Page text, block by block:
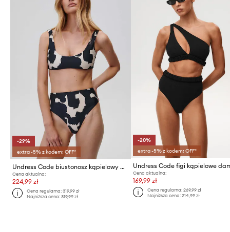
-29%
extra -5% z kodem: OFF*
Undress Code biustonosz kąpielowy Castaway
Cena aktualna:
224,99 zł
Cena regularna:319,99 zł
Najniższa cena:319,99 zł
-20%
extra -5% z kodem: OFF*
Cena aktualna:
169,99 zł
Cena regularna: 269,99 zł
Najniższa cena: 214,99 zł